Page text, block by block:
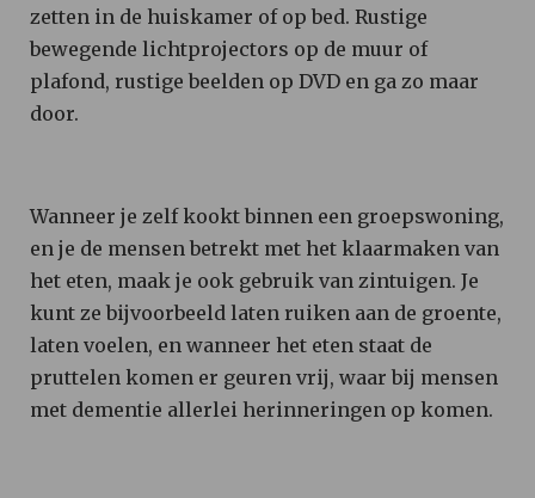
zetten in de huiskamer of op bed. Rustige
bewegende lichtprojectors op de muur of
plafond, rustige beelden op DVD en ga zo maar
door.
Wanneer je zelf kookt binnen een groepswoning,
en je de mensen betrekt met het klaarmaken van
het eten, maak je ook gebruik van zintuigen. Je
kunt ze bijvoorbeeld laten ruiken aan de groente,
laten voelen, en wanneer het eten staat de
pruttelen komen er geuren vrij, waar bij mensen
met dementie allerlei herinneringen op komen.